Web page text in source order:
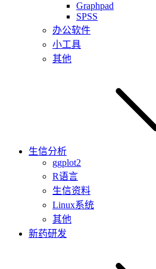
Graphpad
SPSS
办公软件
小工具
其他
生信分析
ggplot2
R语言
生信资料
Linux系统
其他
新药研发